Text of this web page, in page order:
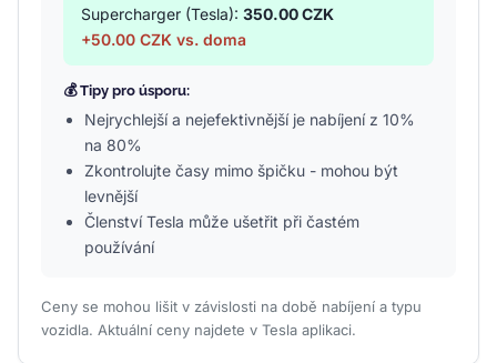
Supercharger (Tesla): 350.00 CZK
+50.00 CZK vs. doma
💰 Tipy pro úsporu:
Nejrychlejší a nejefektivnější je nabíjení z 10%
na 80%
Zkontrolujte časy mimo špičku - mohou být
levnější
Členství Tesla může ušetřit při častém
používání
Ceny se mohou lišit v závislosti na době nabíjení a typu
vozidla. Aktuální ceny najdete v Tesla aplikaci.